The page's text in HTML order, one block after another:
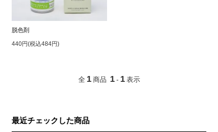
脱色剤
440円(税込484円)
全 1 商品 1 - 1 表示
最近チェックした商品